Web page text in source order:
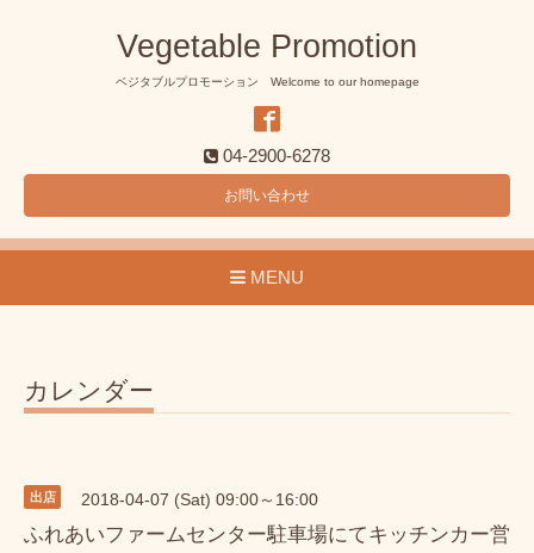
Vegetable Promotion
ベジタブルプロモーション Welcome to our homepage
04-2900-6278
お問い合わせ
MENU
カレンダー
出店 2018-04-07 (Sat) 09:00～16:00
ふれあいファームセンター駐車場にてキッチンカー営